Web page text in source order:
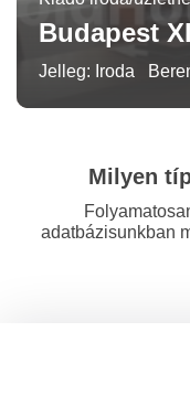
Budapest
Jelleg: Iroda
Milyen
adatbázisunkban